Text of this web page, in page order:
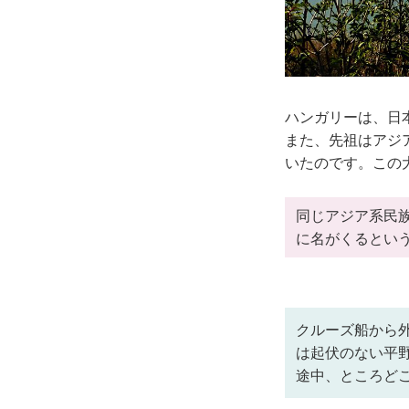
ハンガリーは、日
また、先祖はア
いたのです。この
同じアジア系民
に名がくるとい
クルーズ船から
は起伏のない平
途中、ところど